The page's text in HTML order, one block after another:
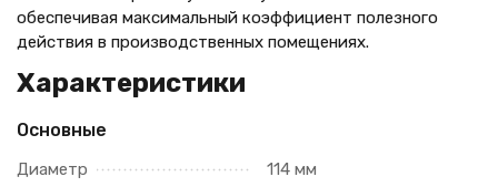
обеспечивая максимальный коэффициент полезного
действия в производственных помещениях.
Характеристики
Основные
Диаметр
114 мм